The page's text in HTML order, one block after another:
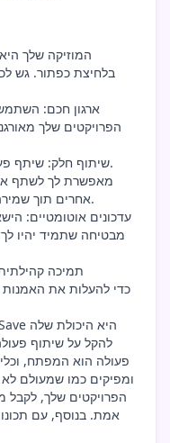
בלחיצת כפתור. גש
ארגון חכם:
הפרויקטים שלך
שיתוף חלק: שיתף
אחרים תוך שמירה על שליטה מלאה על היצירתיות שלך.
עדכונים אוטומטיים:
תמיכה
להקל על שיתוף
פעולה הוא המפתח,
ומפיקים כמו שמעולם
הפרויקטים שלך, לקבל
אמת. בנוסף, עם